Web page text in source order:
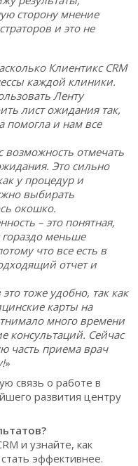
сторону мнение
и это не
Клиентикс CRM
каждой клиники.
Ленту
лист ожидания так,
помогла и нам все
возможность отмечать
Это сильно
у процедур и
выбирать
окошко.
– это понятная,
гораздо меньше
что все есть в
отчет и
тоже удобно, так как
карты на
много времени
консультаций. Сейчас
часть приема врач
»
связь о работе в
развития центру
и узнайте, как
эффективнее.